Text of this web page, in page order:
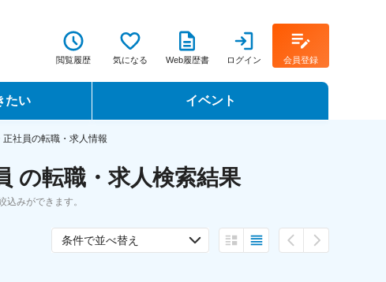
閲覧履歴 気になる Web履歴書 ログイン 会員登録
たい イベント
転職フェア
正社員の転職・求人情報
の転職・求人検索結果
みができます。
条件で並べ替え